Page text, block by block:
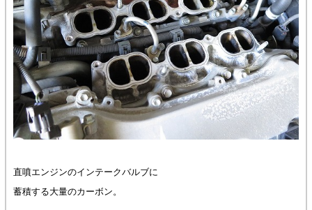
直噴エンジンのインテークバルブに
蓄積する大量のカーボン。